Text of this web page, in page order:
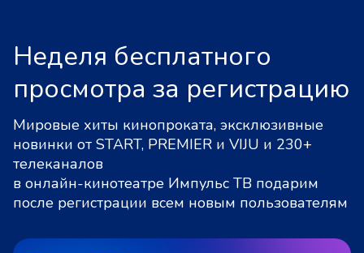
Неделя бесплатного
просмотра за регистрацию
Мировые хиты кинопроката, эксклюзивные
новинки от START, PREMIER и VIJU и 230+
телеканалов
в онлайн-кинотеатре Импульс ТВ подарим
после регистрации всем новым пользователям